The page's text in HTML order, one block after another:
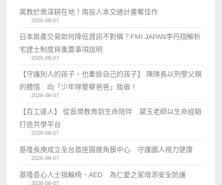
寓教於樂深耕在地！南投人本交通計畫奪佳作
2026-08-07
日本房產交易如何降低資訊不對稱？FMI JAPAN李丹翔解析
宅建士制度與重要事項說明
2026-08-07
【守護別人的孩子，也牽掛自己的孩子】 陳隊長以刑警父親
的體悟 向「少年隊警察爸爸」致敬！
2026-08-07
【百工達人】 從音樂教育到生命陪伴 黛玉老師以生命經驗
打造共學平台
2026-08-07
基隆長庚成立全台首座圓錐角膜中心 守護國人視力健康
2026-08-07
基隆善心人士捐輪椅、AED 為仁愛之家增添安全防護
2026-08-07